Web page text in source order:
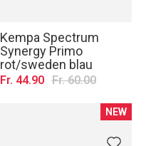
Kempa Spectrum
Synergy Primo
rot/sweden blau
Fr. 44.90 Fr. 60.00
NEW